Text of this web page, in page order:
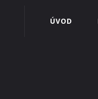
ÚVOD